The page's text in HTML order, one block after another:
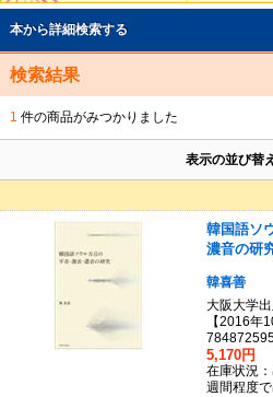
本から詳細検索する
検索結果
1 件の商品がみつかりました
表示の並び替え
韓国語ソ
濃音の研
韓喜善
大阪大学
【2016
5,170円
在庫状況
週間程度で